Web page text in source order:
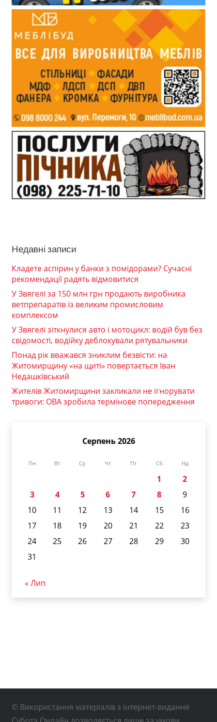
Недавні записи
Кладете аспірин у банки з помідорами? Сучасні
рекомендації радять відмовитися
У Звягелі за 150 млн грн продають виробника
ветпрепаратів із великим промисловим
комплексом
У Звягелі зіткнулися авто і мотоцикл: водій був без
свідомості, водійку деблокували рятувальники
Понад рік вважався зниклим безвісти: на
Житомирщину «на щиті» повертається Іван
Недашківський
Жителів Житомирщини закликали не ігнорувати
тривоги: ОВА зробила термінове попередження
Серпень 2026
Пн Вт Ср Чт Пт Сб Нд
1
2
3
4 5 6 7 8
9
10
11 12 13 14 15
16
17
18 19 20 21 22
23
24
25 26 27 28 29
30
31
« Лип
© Використання матеріалів з інтернет-видання